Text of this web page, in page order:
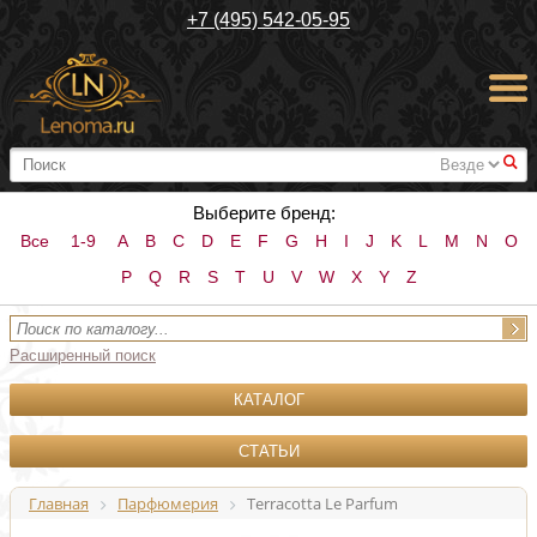
+7 (495) 542-05-95
#
Выберите бренд:
Все 1-9 A B C D E F G H I J K L M N
O
P
Q R S T U V W X Y Z
Расширенный поиск
КАТАЛОГ
СТАТЬИ
Главная Парфюмерия Terracotta Le Parfum